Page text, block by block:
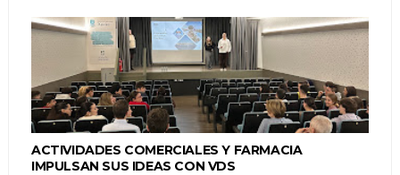
ACTIVIDADES COMERCIALES Y FARMACIA
IMPULSAN SUS IDEAS CON VDS